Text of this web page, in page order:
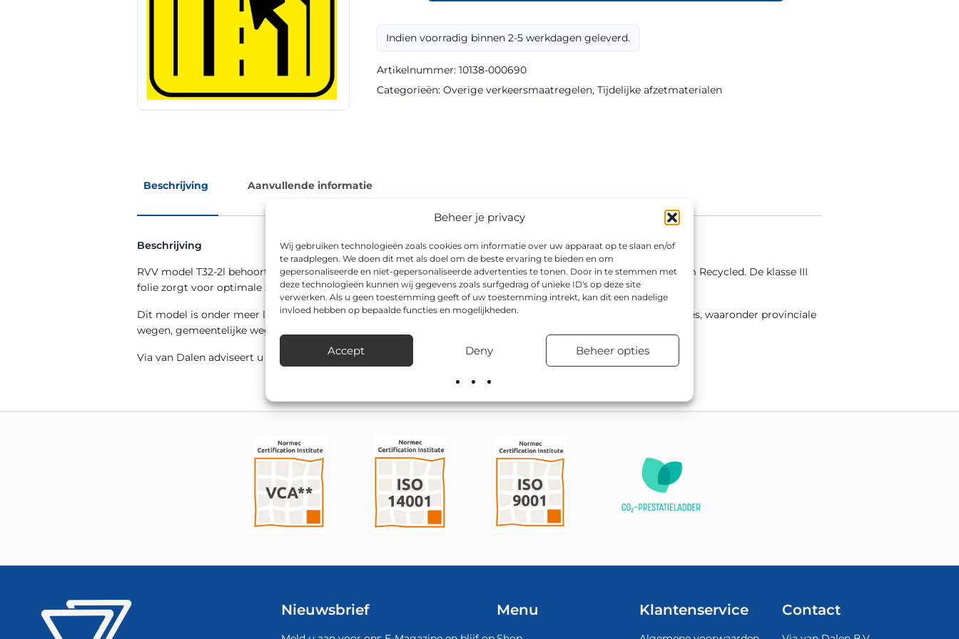
Beheer je privacy
Wij gebruiken technologieën zoals cookies om informatie over uw apparaat op te slaan en/of
te raadplegen. We doen dit met als doel om de beste ervaring te bieden en om
gepersonaliseerde en niet-gepersonaliseerde advertenties te tonen. Door in te stemmen met
deze technologieën kunnen wij gegevens zoals surfgedrag of unieke ID's op deze site
verwerken. Als u geen toestemming geeft of uw toestemming intrekt, kan dit een nadelige
invloed hebben op bepaalde functies en mogelijkheden.
Accept Deny Beheer opties
2l
klasse
Aluminium
Recycled
Indien voorradig binnen 2-5 werkdagen geleverd.
Artikelnummer: 10138-000690
Categorieën: Overige verkeersmaatregelen, Tijdelijke afzetmaterialen
Beschrijving Aanvullende informatie
Beschrijving
RVV model T32-2l behoort tot de RVV-borden van Via van Dalen en is als verkeersbord uitgevoerd in Aluminium Recycled. De klasse III
folie zorgt voor optimale zichtbaarheid, zowel overdag als ’s nachts.
Dit model is onder meer leverbaar in de afmeting 600x900mm. Het bord is geschikt voor uiteenlopende locaties, waaronder provinciale
wegen, gemeentelijke wegen en particuliere terreinen.
Via van Dalen adviseert u graag over de juiste uitvoering en zorgt voor snelle levering uit voorraad.
Nieuwsbrief Menu Klantenservice Contact